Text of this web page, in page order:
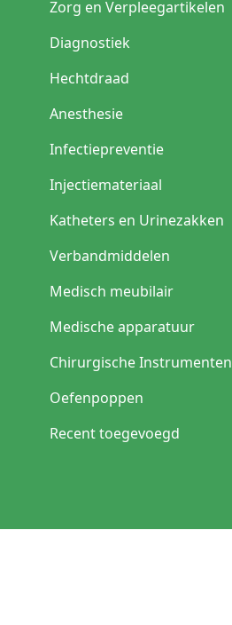
Zorg en Verpleegartikelen
Diagnostiek
Hechtdraad
Anesthesie
Infectiepreventie
Injectiemateriaal
Katheters en Urinezakken
Verbandmiddelen
Medisch meubilair
Medische apparatuur
Chirurgische Instrumenten
Oefenpoppen
Recent toegevoegd